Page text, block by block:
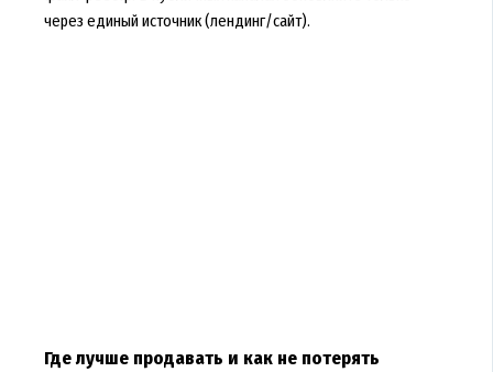
через единый источник (лендинг/сайт).
Где лучше продавать и как не потерять